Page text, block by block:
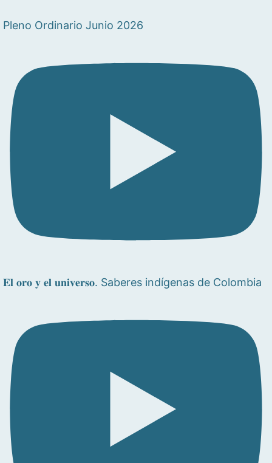
Pleno Ordinario Junio 2026
𝐄𝐥 𝐨𝐫𝐨 𝐲 𝐞𝐥 𝐮𝐧𝐢𝐯𝐞𝐫𝐬𝐨. Saberes indígenas de Colombia